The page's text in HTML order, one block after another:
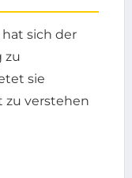
sich der
zu
sie
zu verstehen